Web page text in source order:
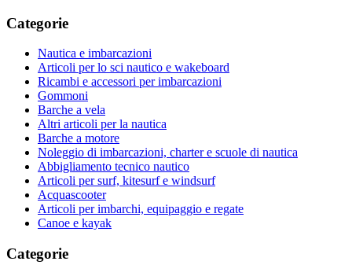
Categorie
Nautica e imbarcazioni
Articoli per lo sci nautico e wakeboard
Ricambi e accessori per imbarcazioni
Gommoni
Barche a vela
Altri articoli per la nautica
Barche a motore
Noleggio di imbarcazioni, charter e scuole di nautica
Abbigliamento tecnico nautico
Articoli per surf, kitesurf e windsurf
Acquascooter
Articoli per imbarchi, equipaggio e regate
Canoe e kayak
Categorie